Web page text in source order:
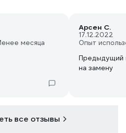
месяца
Арсен С.
17.12.2022
Опыт
Предыдущий
на замену
все отзывы